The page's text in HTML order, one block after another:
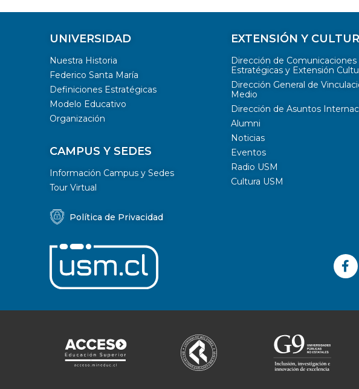
UNIVERSIDAD
Nuestra Historia
Federico Santa María
Definiciones Estratégicas
Modelo Educativo
Organización
CAMPUS Y SEDES
Información Campus y Sedes
Tour Virtual
Política de Privacidad
EXTENSIÓN Y
Dirección de Comunicaciones
Estratégicas y Extensión
Dirección General de
Medio
Dirección de Asuntos
Alumni
Noticias
Eventos
Radio USM
Cultura USM